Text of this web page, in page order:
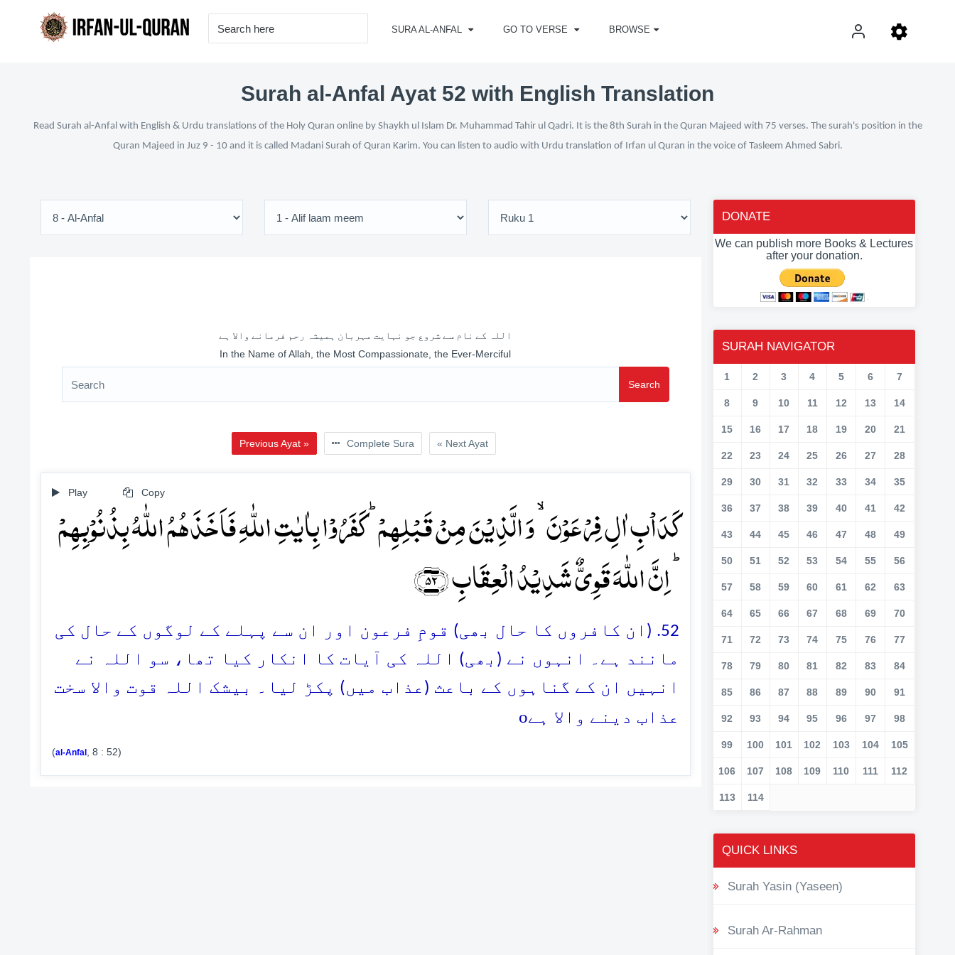
SURA AL-ANFAL GO TO VERSE BROWSE
Surah al-Anfal Ayat 52 with English Translation
Read Surah al-Anfal with English & Urdu translations of the Holy Quran online by Shaykh ul Islam Dr. Muhammad Tahir ul Qadri. It is the 8th Surah in the Quran Majeed with 75 verses. The surah's position in the
Quran Majeed in Juz 9 - 10 and it is called Madani Surah of Quran Karim. You can listen to audio with Urdu translation of Irfan ul Quran in the voice of Tasleem Ahmed Sabri.
اللہ کے نام سے شروع جو نہایت مہربان ہمیشہ رحم فرمانے والا ہے
In the Name of Allah, the Most Compassionate, the Ever-Merciful
Search
Previous Ayat » Complete Sura « Next Ayat
Play Copy
کَدَاۡبِ اٰلِ فِرۡعَوۡنَ ۙ وَ الَّذِیۡنَ مِنۡ قَبۡلِہِمۡ ؕ کَفَرُوۡا بِاٰیٰتِ اللّٰہِ فَاَخَذَہُمُ اللّٰہُ بِذُنُوۡبِہِمۡ
ؕ اِنَّ اللّٰہَ قَوِیٌّ شَدِیۡدُ الۡعِقَابِ ﴿۵۲﴾
52. (ان کافروں کا حال بھی) قومِ فرعون اور ان سے پہلے کے لوگوں کے حال کی
مانند ہے۔ انہوں نے (بھی) اللہ کی آیات کا انکار کیا تھا، سو اللہ نے
انہیں ان کے گناہوں کے باعث (عذاب میں) پکڑ لیا۔ بیشک اللہ قوت والا سخت
عذاب دینے والا ہےo
(al-Anfal, 8 : 52)
DONATE
We can publish more Books & Lectures
after your donation.
SURAH NAVIGATOR
1 2 3 4 5 6 7
8 9 10 11 12 13 14
15 16 17 18 19 20 21
22 23 24 25 26 27 28
29 30 31 32 33 34 35
36 37 38 39 40 41 42
43 44 45 46 47 48 49
50 51 52 53 54 55 56
57 58 59 60 61 62 63
64 65 66 67 68 69 70
71 72 73 74 75 76 77
78 79 80 81 82 83 84
85 86 87 88 89 90 91
92 93 94 95 96 97 98
99 100 101 102 103 104 105
106 107 108 109 110 111 112
113 114
QUICK LINKS
Surah Yasin (Yaseen)
Surah Ar-Rahman